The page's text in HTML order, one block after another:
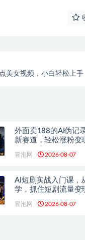
美女视频，小白轻松上
外面卖188的AI伪记
新赛道，轻松涨粉变
冒泡网 2026-08-07
AI短剧实战入门课，
学，抓住短剧流量变
冒泡网 2026-08-07